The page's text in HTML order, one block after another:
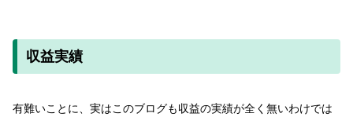
収益実績
有難いことに、実はこのブログも収益の実績が全く無いわけでは